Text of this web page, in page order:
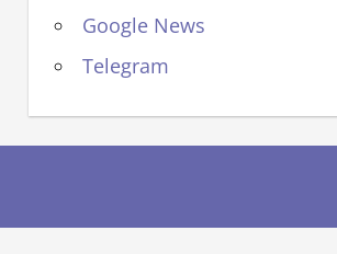
Google News
Telegram